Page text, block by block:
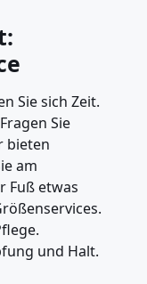
Sie sich Zeit.
Sie
bieten
am
Fuß etwas
und Halt.